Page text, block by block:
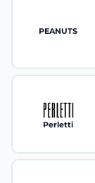
PEANUTS
Perletti